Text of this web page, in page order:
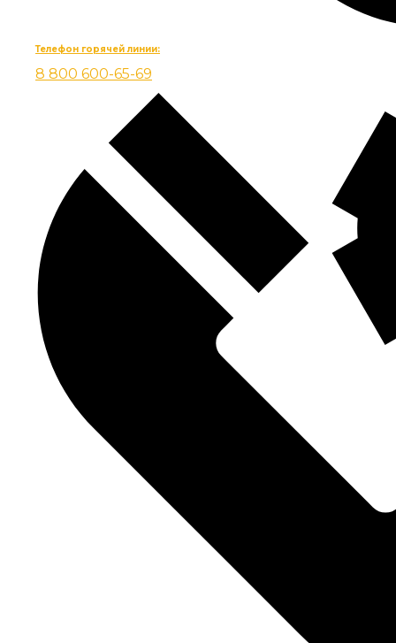
Телефон горячей линии:
8 800 600-65-69